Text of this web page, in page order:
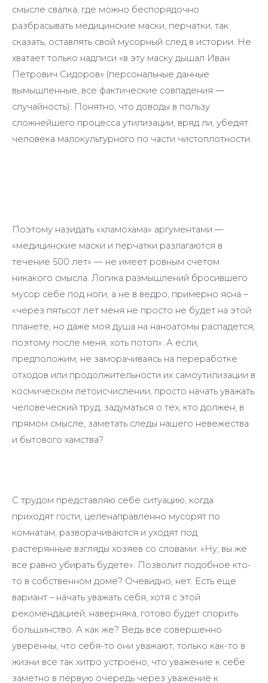
смысле свалка, где можно беспорядочно
разбрасывать медицинские маски, перчатки, так
сказать, оставлять свой мусорный след в истории. Не
хватает только надписи «в эту маску дышал Иван
Петрович Сидоров» (персональные данные
вымышленные, все фактические совпадения —
случайность). Понятно, что доводы в пользу
сложнейшего процесса утилизации, вряд ли, убедят
человека малокультурного по части чистоплотности.
Поэтому назидать «хламохама» аргументами —
«медицинские маски и перчатки разлагаются в
течение 500 лет» — не имеет ровным счетом
никакого смысла. Логика размышлений бросившего
мусор себе под ноги, а не в ведро, примерно ясна –
«через пятьсот лет меня не просто не будет на этой
планете, но даже моя душа на наноатомы распадется,
поэтому после меня, хоть потоп». А если,
предположим, не заморачиваясь на переработке
отходов или продолжительности их самоутилизации в
космическом летоисчислении, просто начать уважать
человеческий труд, задуматься о тех, кто должен, в
прямом смысле, заметать следы нашего невежества
и бытового хамства?
С трудом представляю себе ситуацию, когда
приходят гости, целенаправленно мусорят по
комнатам, разворачиваются и уходят под
растерянные взгляды хозяев со словами: «Ну, вы же
все равно убирать будете». Позволит подобное кто-
то в собственном доме? Очевидно, нет. Есть еще
вариант – начать уважать себя, хотя с этой
рекомендацией, наверняка, готово будет спорить
большинство. А как же? Ведь все совершенно
уверенны, что себя-то они уважают, только как-то в
жизни все так хитро устроено, что уважение к себе
заметно в первую очередь через уважение к